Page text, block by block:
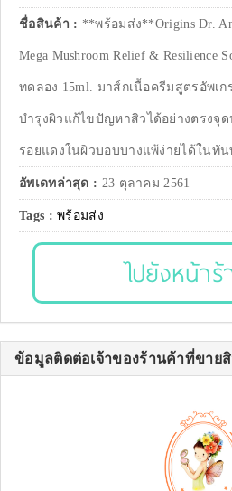
ชื่อสินค้า : **พร้อมส่ง**Origins Dr.
Mega Mushroom Relief & Resilience
ทดลอง 15ml. มาส์กเนื้อครีมสูตรอัพเ
บำรุงผิวแก้ไขปัญหาสิวได้อย่างตรงจุ
รอยแดงในผิวบอบบางแพ้ง่ายได้ในทัน
อัพเดทล่าสุด : 23 ตุลาคม 2561
Tags :พร้อมส่ง
ไปยังหน้า
ข้อมูลติดต่อเจ้าของร้านค้าที่ขาย